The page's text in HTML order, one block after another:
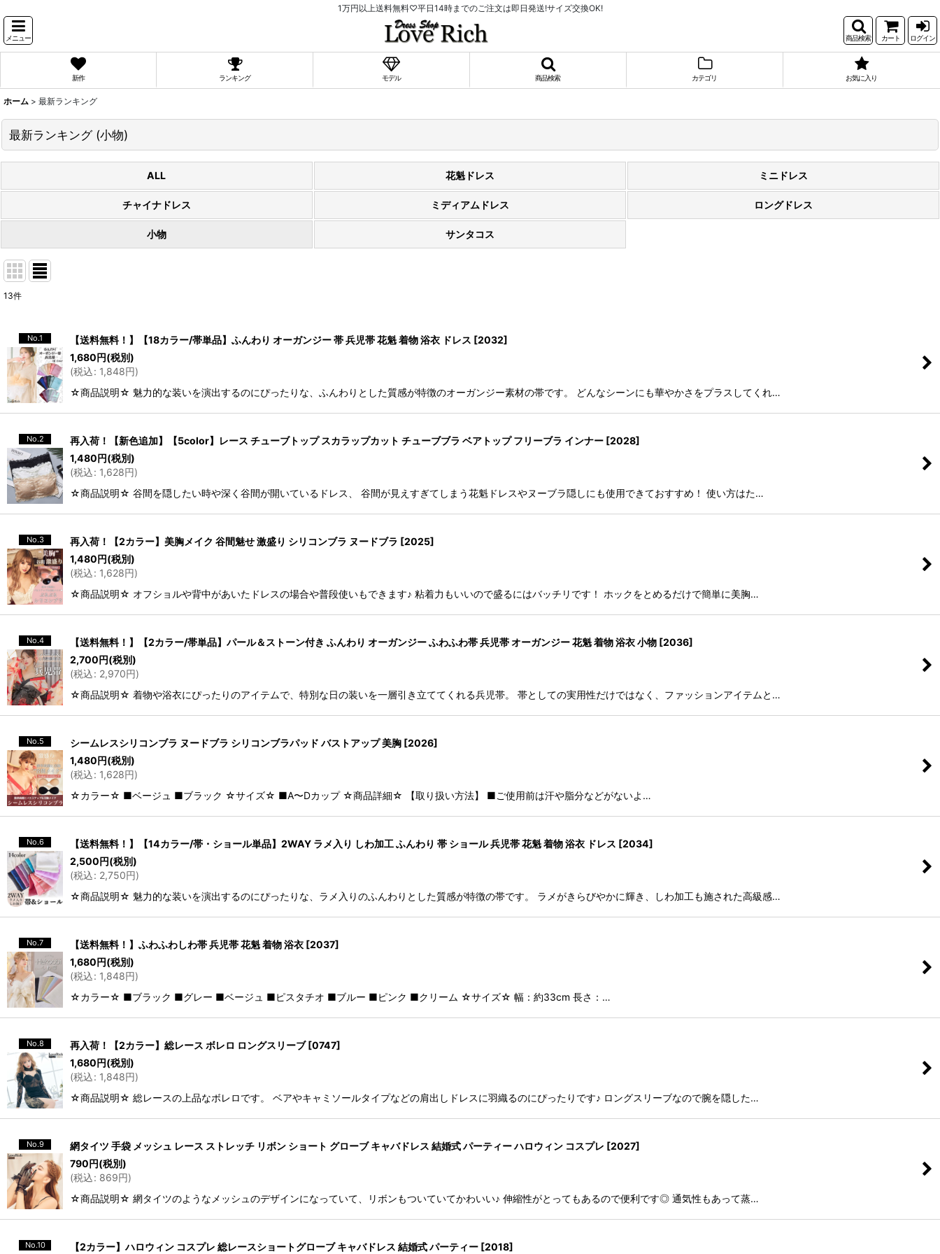
1万円以上送料無料♡平日14時までのご注文は即日発送!サイズ交換OK!
メニュー 商品検索 カート ログイン
新作 ランキング モデル 商品検索 カテゴリ お気に入り
ホーム > 最新ランキング
最新ランキング (小物)
ALL 花魁ドレス ミニドレス
チャイナドレス ミディアムドレス ロングドレス
小物 サンタコス
13件
No.1 【送料無料！】【18カラー/帯単品】ふんわり オーガンジー 帯 兵児帯 花魁 着物 浴衣 ドレス [2032]
1,680円(税別)
(税込: 1,848円)
☆商品説明☆ 魅力的な装いを演出するのにぴったりな、ふんわりとした質感が特徴のオーガンジー素材の帯です。 どんなシーンにも華やかさをプラスしてくれ…
No.2 再入荷！【新色追加】【5color】レース チューブトップ スカラップカット チューブブラ ベアトップ フリーブラ インナー [2028]
1,480円(税別)
(税込: 1,628円)
☆商品説明☆ 谷間を隠したい時や深く谷間が開いているドレス、 谷間が見えすぎてしまう花魁ドレスやヌーブラ隠しにも使用できておすすめ！ 使い方はた…
No.3 再入荷！【2カラー】美胸メイク 谷間魅せ 激盛り シリコンブラ ヌードブラ [2025]
1,480円(税別)
(税込: 1,628円)
☆商品説明☆ オフショルや背中があいたドレスの場合や普段使いもできます♪ 粘着力もいいので盛るにはバッチリです！ ホックをとめるだけで簡単に美胸…
No.4 【送料無料！】【2カラー/帯単品】パール＆ストーン付き ふんわり オーガンジー ふわふわ帯 兵児帯 オーガンジー 花魁 着物 浴衣 小物 [2036]
2,700円(税別)
(税込: 2,970円)
☆商品説明☆ 着物や浴衣にぴったりのアイテムで、特別な日の装いを一層引き立ててくれる兵児帯。 帯としての実用性だけではなく、ファッションアイテムと…
No.5 シームレスシリコンブラ ヌードブラ シリコンブラパッド バストアップ 美胸 [2026]
1,480円(税別)
(税込: 1,628円)
☆カラー☆ ■ベージュ ■ブラック ☆サイズ☆ ■A〜Dカップ ☆商品詳細☆ 【取り扱い方法】 ■ご使用前は汗や脂分などがないよ…
No.6 【送料無料！】【14カラー/帯・ショール単品】2WAY ラメ入り しわ加工 ふんわり 帯 ショール 兵児帯 花魁 着物 浴衣 ドレス [2034]
2,500円(税別)
(税込: 2,750円)
☆商品説明☆ 魅力的な装いを演出するのにぴったりな、ラメ入りのふんわりとした質感が特徴の帯です。 ラメがきらびやかに輝き、しわ加工も施された高級感…
No.7 【送料無料！】ふわふわしわ帯 兵児帯 花魁 着物 浴衣 [2037]
1,680円(税別)
(税込: 1,848円)
☆カラー☆ ■ブラック ■グレー ■ベージュ ■ピスタチオ ■ブルー ■ピンク ■クリーム ☆サイズ☆ 幅：約33cm 長さ：…
No.8 再入荷！【2カラー】総レース ボレロ ロングスリーブ[0747]
1,680円(税別)
(税込: 1,848円)
☆商品説明☆ 総レースの上品なボレロです。 ベアやキャミソールタイプなどの肩出しドレスに羽織るのにぴったりです♪ ロングスリーブなので腕を隠した…
No.9 網タイツ 手袋 メッシュ レース ストレッチ リボン ショート グローブ キャバドレス 結婚式 パーティー ハロウィン コスプレ [2027]
790円(税別)
(税込: 869円)
☆商品説明☆ 網タイツのようなメッシュのデザインになっていて、リボンもついていてかわいい♪ 伸縮性がとってもあるので便利です◎ 通気性もあって蒸…
No.10 【2カラー】ハロウィン コスプレ 総レースショートグローブ キャバドレス 結婚式 パーティー [2018]